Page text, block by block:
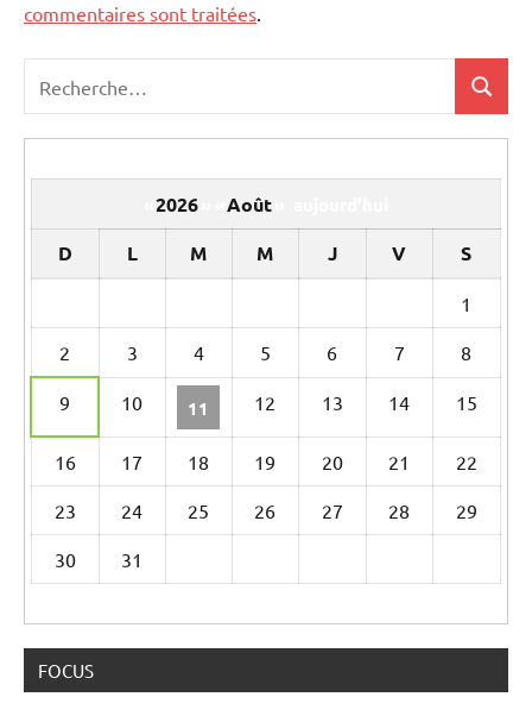
commentaires sont traitées.
pour
:
calendrier
d’évènements
2026 Août
D L M M J V S
1
2 3 4 5 6 7 8
9 10 11 12 13 14 15
16 17 18 19 20 21 22
23 24 25 26 27 28 29
30 31
FOCUS